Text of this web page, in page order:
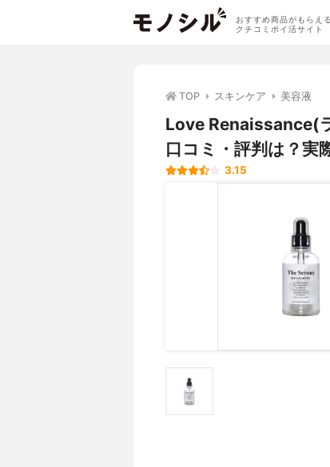
おすすめ商品がもらえる
クチコミポイ活サイト
TOP スキンケア 美容液
Love Renaissance(
口コミ・評判は？実
3.15